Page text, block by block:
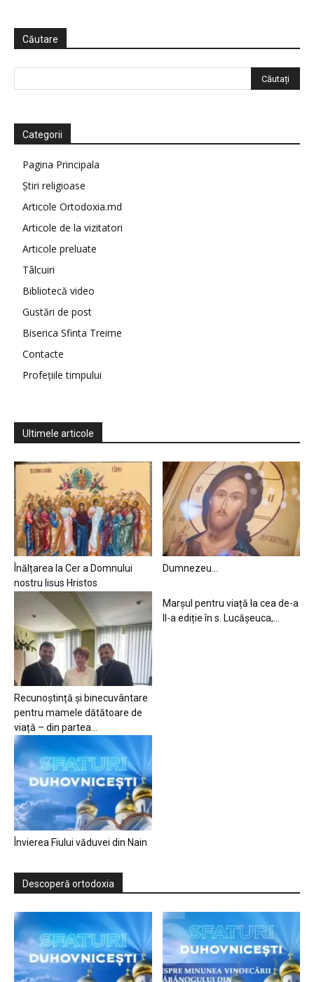
Căutare
Categorii
Pagina Principala
Știri religioase
Articole Ortodoxia.md
Articole de la vizitatori
Articole preluate
Tâlcuiri
Bibliotecă video
Gustări de post
Biserica Sfinta Treime
Contacte
Profețiile timpului
Ultimele articole
Înălțarea la Cer a Domnului
nostru Iisus Hristos
Dumnezeu…
Recunoștință și binecuvântare
pentru mamele dătătoare de
viață – din partea...
Marșul pentru viață la cea de-a
II-a ediție în s. Lucășeuca,...
Învierea Fiului văduvei din Nain
Descoperă ortodoxia